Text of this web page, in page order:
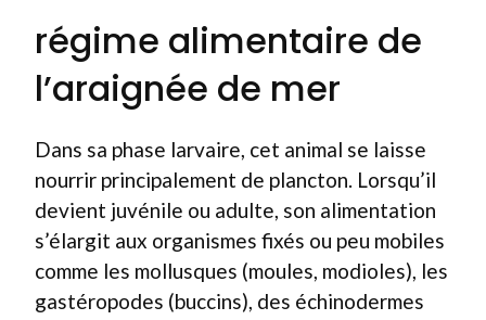
régime alimentaire de
l’araignée de mer
Dans sa phase larvaire, cet animal se laisse
nourrir principalement de plancton. Lorsqu’il
devient juvénile ou adulte, son alimentation
s’élargit aux organismes fixés ou peu mobiles
comme les mollusques (moules, modioles), les
gastéropodes (buccins), des échinodermes